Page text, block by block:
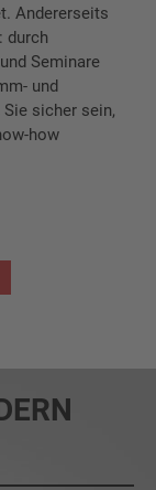
Andererseits
durch
Seminare
und
sicher sein,
how